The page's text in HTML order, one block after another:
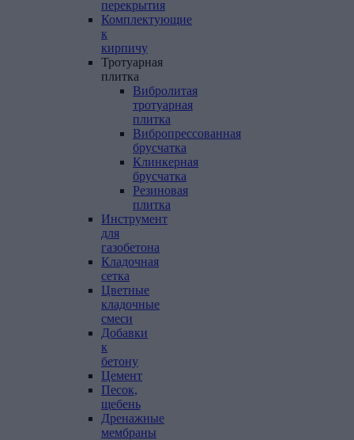
перекрытия
Комплектующие
к
кирпичу
Тротуарная
плитка
Вибролитая
тротуарная
плитка
Вибропрессованная
брусчатка
Клинкерная
брусчатка
Резиновая
плитка
Инструмент
для
газобетона
Кладочная
сетка
Цветные
кладочные
смеси
Добавки
к
бетону
Цемент
Песок,
щебень
Дренажные
мембраны